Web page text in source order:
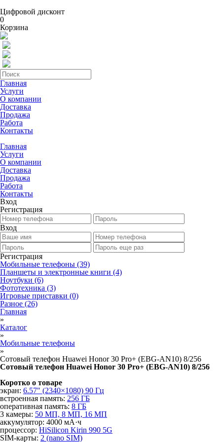
Цифровой дисконт
0
Корзина
Главная
Услуги
О компании
Доставка
Продажа
Работа
Контакты
Главная
Услуги
О компании
Доставка
Продажа
Работа
Контакты
Вход
Регистрация
Вход
Регистрация
Мобильные телефоны (39)
Планшеты и электронные книги (4)
Ноутбуки (6)
Фототехника (3)
Игровые приставки (0)
Разное (26)
Главная
»
Каталог
»
Мобильные телефоны
»
Сотовый телефон Huawei Honor 30 Pro+ (EBG-AN10) 8/256
Сотовый телефон Huawei Honor 30 Pro+ (EBG-AN10) 8/256
Коротко о товаре
экран: 6.57" (2340×1080) 90 Гц
встроенная память: 256 ГБ
оперативная память: 8 ГБ
3 камеры: 50 МП, 8 МП, 16 МП
аккумулятор: 4000 мА·ч
процессор: HiSilicon Kirin 990 5G
SIM-карты: 2 (nano SIM)